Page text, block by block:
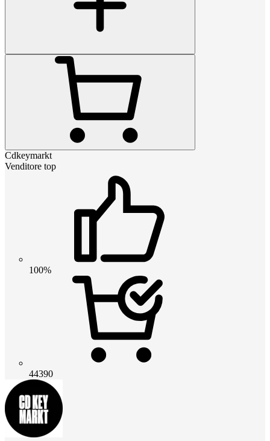
Cdkeymarkt
Venditore top
100%
44390